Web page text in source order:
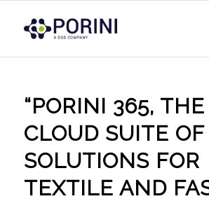
“PORINI 365,
CLOUD SUITE OF
SOLUTIONS FOR
TEXTILE AND